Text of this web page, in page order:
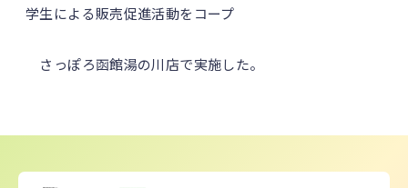
学生による販売促進活動をコープ
さっぽろ函館湯の川店で実施した。